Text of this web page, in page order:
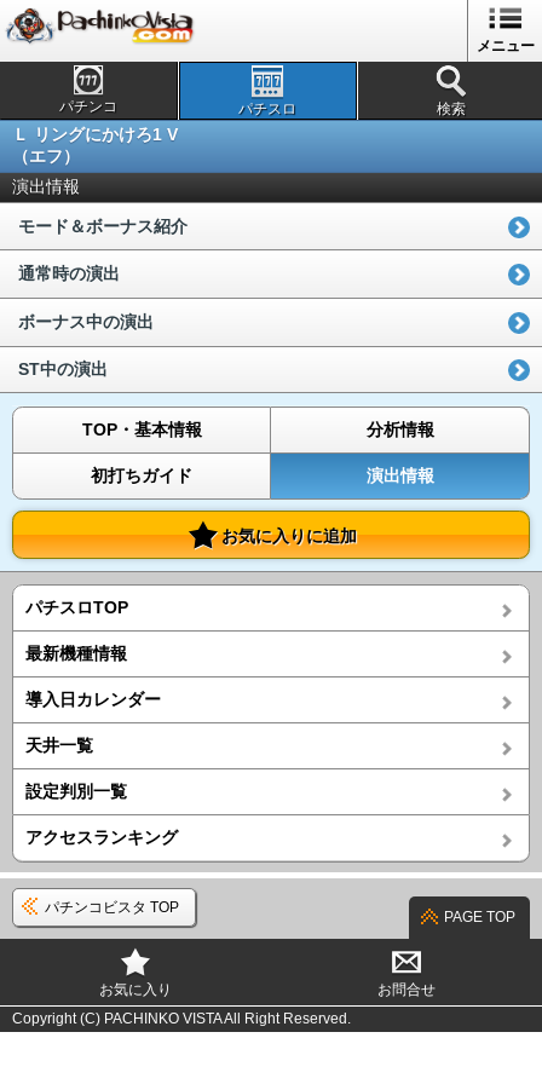
メニュー
パチンコ パチスロ 検索
Ｌ リングにかけろ1 V
（エフ）
演出情報
モード＆ボーナス紹介
通常時の演出
ボーナス中の演出
ST中の演出
TOP・基本情報 分析情報
初打ちガイド 演出情報
お気に入りに追加
パチスロTOP
最新機種情報
導入日カレンダー
天井一覧
設定判別一覧
アクセスランキング
パチンコビスタ TOP
PAGE TOP
お気に入り
お問合せ
Copyright (C) PACHINKO VISTA All Right Reserved.